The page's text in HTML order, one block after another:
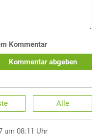
Kommentar
Kommentar abgeben
Alle
um 08:11 Uhr